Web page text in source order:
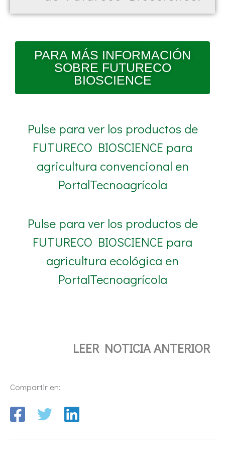
PARA MÁS INFORMACIÓN
SOBRE FUTURECO
BIOSCIENCE
Pulse para ver los productos de
FUTURECO BIOSCIENCE para
agricultura convencional en
PortalTecnoagrícola
Pulse para ver los productos de
FUTURECO BIOSCIENCE para
agricultura ecológica en
PortalTecnoagrícola
LEER NOTICIA ANTERIOR
Compartir en: